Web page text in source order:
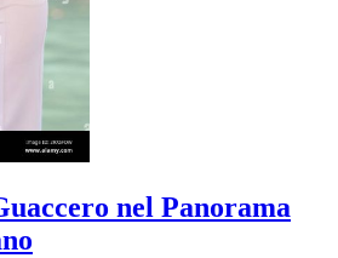
nel Panorama